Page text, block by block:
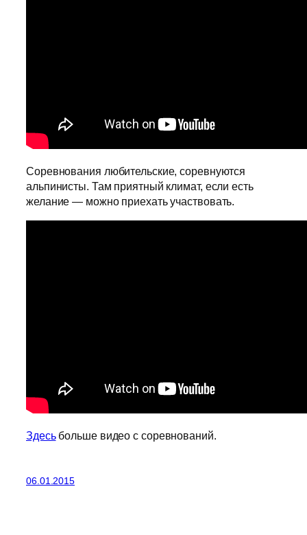
Соревнования любительские, соревнуются
альпинисты. Там приятный климат, если есть
желание — можно приехать участвовать.
Здесьбольше видео с соревнований.
06.01.2015